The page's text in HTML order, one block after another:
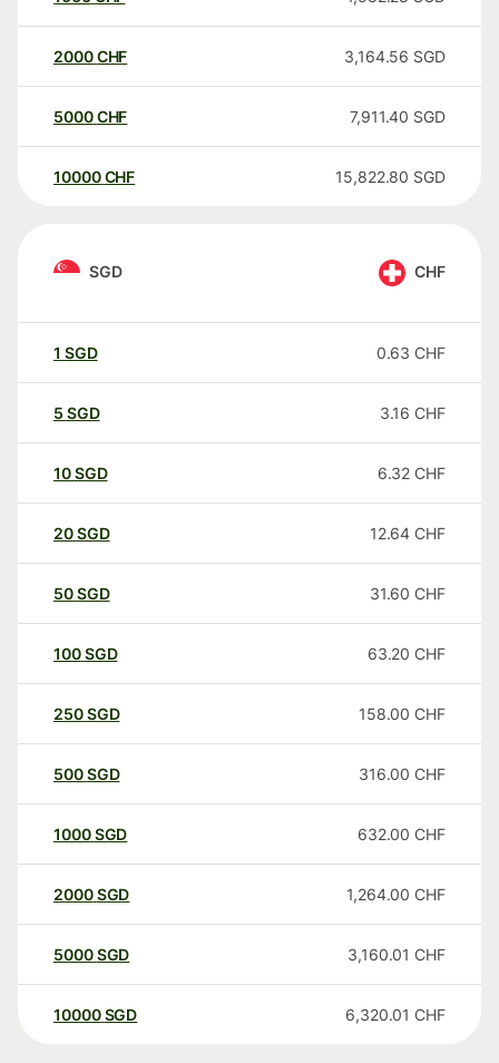
2000CHF 3,164.56 SGD
5000CHF 7,911.40 SGD
10000 CHF 15,822.80 SGD
SGD CHF
1 SGD 0.63 CHF
5 SGD 3.16 CHF
10SGD 6.32 CHF
20SGD 12.64 CHF
50SGD 31.60 CHF
100SGD 63.20 CHF
250SGD 158.00 CHF
500SGD 316.00 CHF
1000SGD 632.00 CHF
2000SGD 1,264.00 CHF
5000SGD 3,160.01 CHF
10000 SGD 6,320.01 CHF